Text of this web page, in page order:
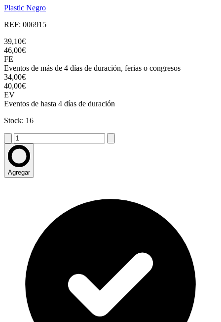
Plastic Negro
REF: 006915
39,10€
46,00€
FE
Eventos de más de 4 días de duración, ferias o congresos
34,00€
40,00€
EV
Eventos de hasta 4 días de duración
Stock: 16
Agregar